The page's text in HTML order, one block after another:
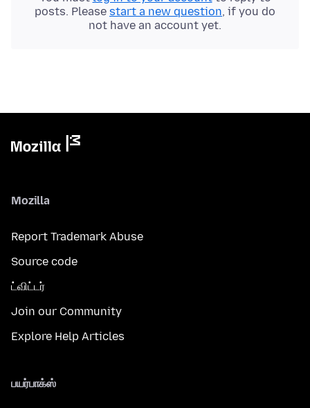
posts. Please start a new question, if you do
not have an account yet.
Mozilla
Report Trademark Abuse
Source code
ட்விட்டர்
Join our Community
Explore Help Articles
பயர்பாக்ஸ்